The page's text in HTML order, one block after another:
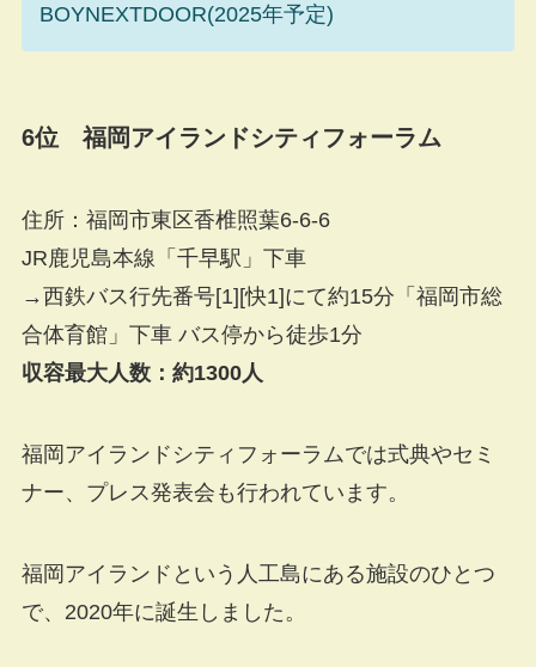
BOYNEXTDOOR(2025年予定)
6位 福岡アイランドシティフォーラム
住所：福岡市東区香椎照葉6-6-6
JR鹿児島本線「千早駅」下車
→西鉄バス行先番号[1][快1]にて約15分「福岡市総
合体育館」下車 バス停から徒歩1分
収容最大人数：約1300人
福岡アイランドシティフォーラムでは式典やセミ
ナー、プレス発表会も行われています。
福岡アイランドという人工島にある施設のひとつ
で、2020年に誕生しました。